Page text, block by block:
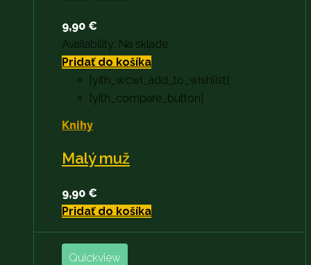
9,90 €
Availability: Na sklade
Pridať do košíka
[yith_wcwl_add_to_wishlist]
[yith_compare_button]
Knihy
Malý muž
9,90 €
Pridať do košíka
Quickview